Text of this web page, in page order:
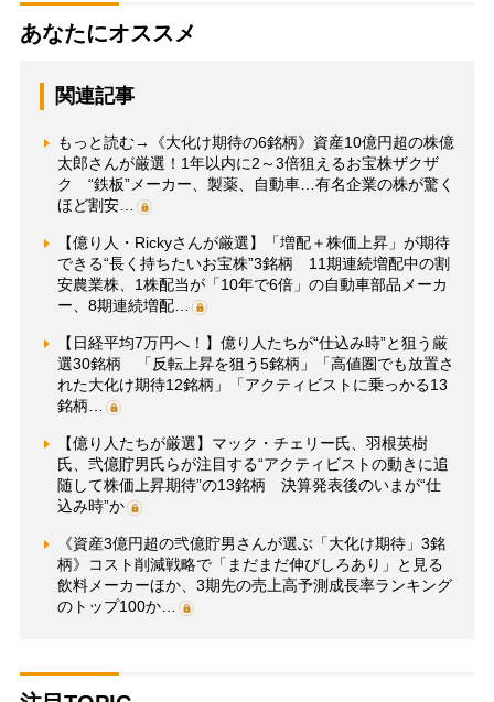
あなたにオススメ
関連記事
もっと読む→《大化け期待の6銘柄》資産10億円超の株億
太郎さんが厳選！1年以内に2～3倍狙えるお宝株ザクザ
ク “鉄板”メーカー、製薬、自動車…有名企業の株が驚く
ほど割安…
【億り人・Rickyさんが厳選】「増配＋株価上昇」が期待
できる“長く持ちたいお宝株”3銘柄 11期連続増配中の割
安農業株、1株配当が「10年で6倍」の自動車部品メーカ
ー、8期連続増配…
【日経平均7万円へ！】億り人たちが“仕込み時”と狙う厳
選30銘柄 「反転上昇を狙う5銘柄」「高値圏でも放置さ
れた大化け期待12銘柄」「アクティビストに乗っかる13
銘柄…
【億り人たちが厳選】マック・チェリー氏、羽根英樹
氏、弐億貯男氏らが注目する“アクティビストの動きに追
随して株価上昇期待”の13銘柄 決算発表後のいまが“仕
込み時”か
《資産3億円超の弐億貯男さんが選ぶ「大化け期待」3銘
柄》コスト削減戦略で「まだまだ伸びしろあり」と見る
飲料メーカーほか、3期先の売上高予測成長率ランキング
のトップ100か…